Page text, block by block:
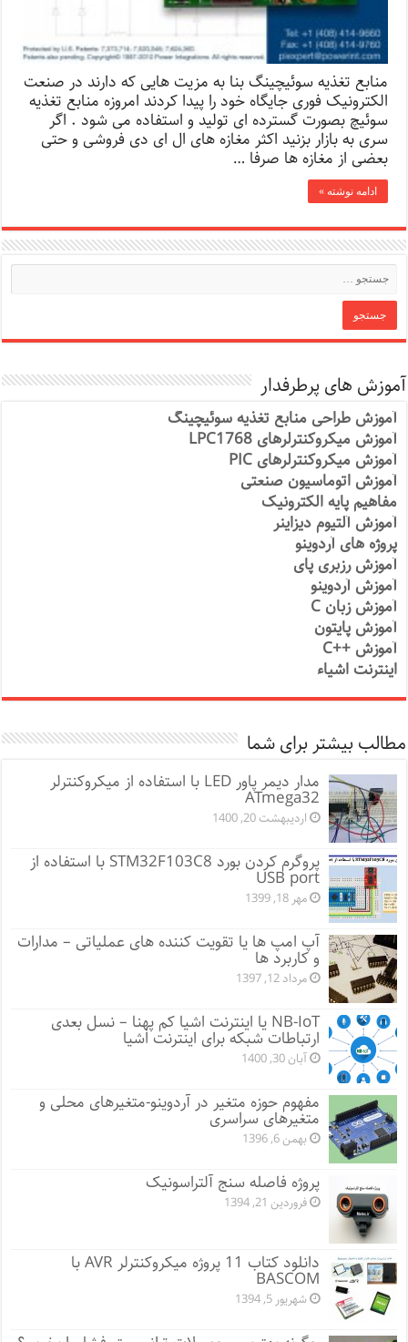
منابع تغذیه سوئیچینگ بنا به مزیت هایی که دارند در صنعت
الکترونیک فوری جایگاه خود را پیدا کردند امروزه منابع تغذیه
سوئیچ بصورت گسترده ای تولید و استفاده می شود . اگر
سری به بازار بزنید اکثر مغازه های ال ای دی فروشی و حتی
بعضی از مغازه ها صرفا …
ادامه نوشته »
آموزش های پرطرفدار
آموزش طراحی منابع تغذیه سوئیچینگ
آموزش میکروکنترلرهای LPC1768
آموزش میکروکنترلرهای PIC
آموزش اتوماسیون صنعتی
مفاهیم پایه الکترونیک
آموزش آلتیوم دیزاینر
پروژه های آردوینو
آموزش رزبری پای
آموزش آردوینو
آموزش زبان C
آموزش پایتون
آموزش ++C
اینترنت اشیاء
مطالب بیشتر برای شما
مدار دیمر پاور LED با استفاده از میکروکنترلر
ATmega32
اردیبهشت 20, 1400
پروگرم کردن بورد STM32F103C8 با استفاده از
USB port
مهر 18, 1399
آپ امپ ها یا تقویت کننده های عملیاتی – مدارات
و کاربرد ها
مرداد 12, 1397
NB-IoT یا اینترنت اشیا کم پهنا – نسل بعدی
ارتباطات شبکه برای اینترنت اشیا
آبان 30, 1400
مفهوم حوزه متغیر در آردوینو-متغیرهای محلی و
متغیرهای سراسری
بهمن 6, 1396
پروژه فاصله سنج آلتراسونیک
فروردین 21, 1394
دانلود کتاب 11 پروژه میکروکنترلر AVR با
BASCOM
شهریور 5, 1394